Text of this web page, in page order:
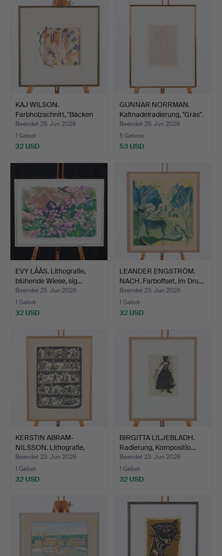
KAJ WILSON.
Farbholzschnitt, "Bäcken
hemma…
Beendet 29. Jun 2026
1 Gebot
32 USD
GUNNAR NORRMAN.
Kaltnadelradierung, "Gräs".
Beendet 29. Jun 2026
5 Gebote
53 USD
EVY LÅÅS. Lithografie,
blühende Wiese, sig…
Beendet 25. Jun 2026
1 Gebot
32 USD
LEANDER ENGSTRÖM.
NACH. Farboffset, im Dru…
Beendet 23. Jun 2026
1 Gebot
32 USD
KERSTIN ABRAM-
NILSSON. Lithografie,
"Resa …
Beendet 23. Jun 2026
1 Gebot
32 USD
BIRGITTA LILJEBLADH.
Radierung, Kompositio…
Beendet 23. Jun 2026
1 Gebot
32 USD